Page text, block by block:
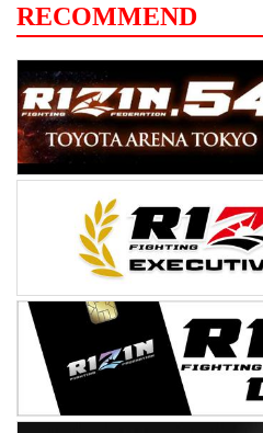
RECOMMEND